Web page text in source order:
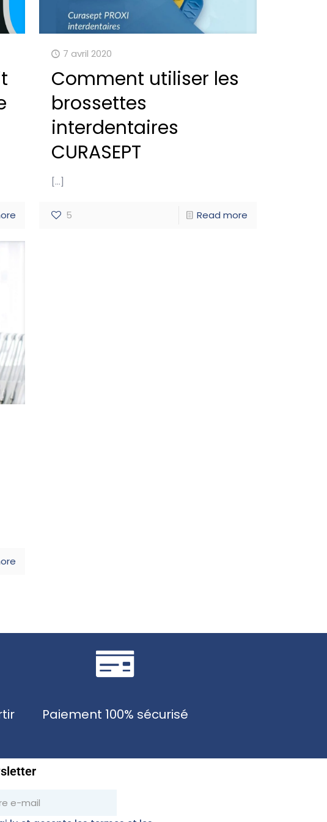
7 avril 2020
Comment utiliser les
brossettes
interdentaires
CURASEPT
[…]
5 Read more
Paiement 100% sécurisé